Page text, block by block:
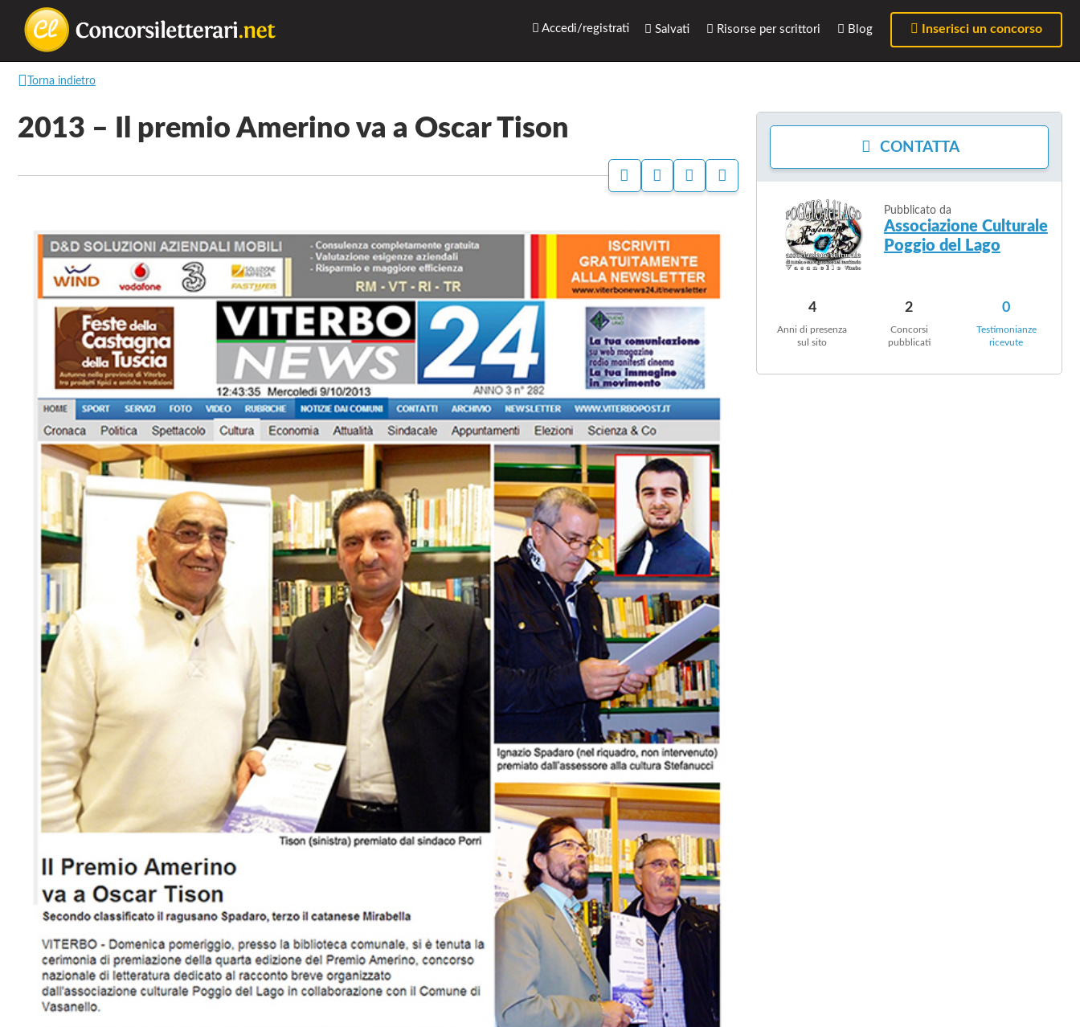
non
permette
respirare
Accedi/registrati Salvati Risorse per scrittori Blog Inserisci un concorso
Torna indietro
2013 – Il premio Amerino va a Oscar Tison
T
P
A
A
N
F
A
C
E
O
O
K
D
I
A
S
O
C
I
A
Z
I
N
E
C
U
L
T
U
R
A
L
P
O
G
G
I
O
D
E
L
L
A
G
O
I
W
D
I
A
O
C
I
A
Z
O
N
C
U
T
U
R
A
L
P
O
G
G
I
O
D
E
L
L
A
G
O
O
CONTATTA
Pubblicato da
Associazione Culturale
Poggio del Lago
4
Anni di presenza
sul sito
2
Concorsi
pubblicati
0
Testimonianze
ricevute